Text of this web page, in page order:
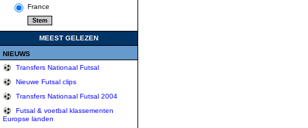
France
MEEST GELEZEN
NIEUWS
Transfers Nationaal Futsal
Nieuwe Futsal clips
Transfers Nationaal Futsal 2004
Futsal & voetbal klassementen
Europse landen